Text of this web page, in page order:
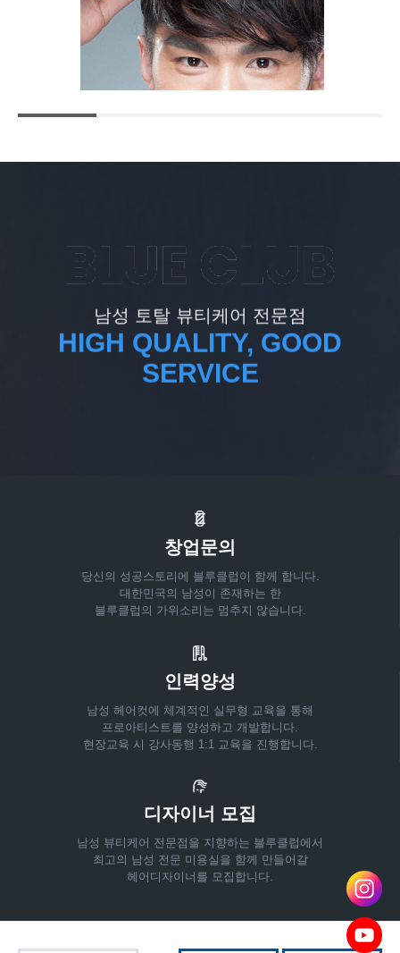
남성 토탈 뷰티케어 전문점
HIGH QUALITY, GOOD
SERVICE
창업문의
당신의 성공스토리에 블루클럽이 함께 합니다.
대한민국의 남성이 존재하는 한
블루클럽의 가위소리는 멈추지 않습니다.
인력양성
남성 헤어컷에 체계적인 실무형 교육을 통해
프로아티스트를 양성하고 개발합니다.
현장교육 시 강사동행 1:1 교육을 진행합니다.
디자이너 모집
남성 뷰티케어 전문점을 지향하는 블루클럽에서
최고의 남성 전문 미용실을 함께 만들어갈
헤어디자이너를 모집합니다.